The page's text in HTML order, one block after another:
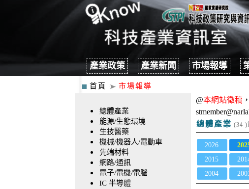
產業政策 產業新聞 市場報導
首頁 市場報導
總體產業
能源/生態環境
生技醫藥
機械/機器人/電動車
先端材料
網路/通訊
電子/電機/電腦
IC 半導體
@本網站徵稿
總體產業 (34 )
2026
2015
2004